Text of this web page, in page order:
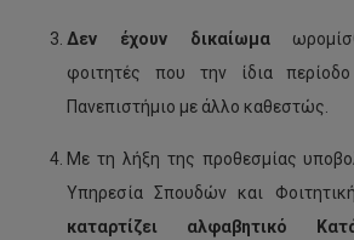
Δεν έχουν δικαίωμα
φοιτητές που την ίδια
Πανεπιστήμιο με άλλο καθεστώς.
Με τη λήξη της προθεσμίας
Υπηρεσία Σπουδών και
καταρτίζει αλφαβητικό